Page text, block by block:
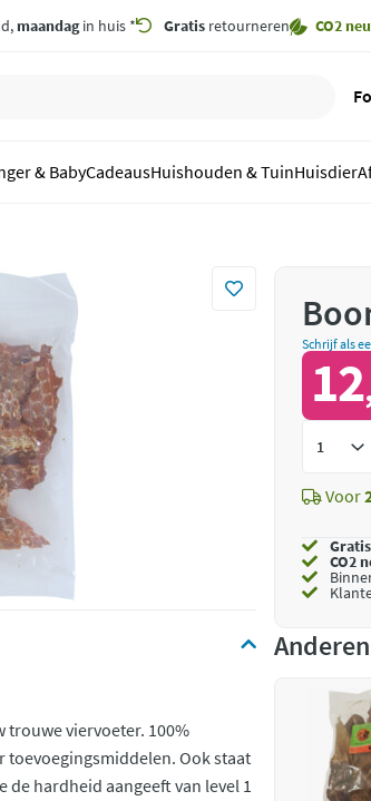
maandagin huis * Gratis retourneren CO2
& BabyCadeausHuishouden & TuinHuisdier
viervoeter. 100%
Ook staat
hardheid aangeeft van level 1
Schrijf als
12
Voor
Gratis
CO2